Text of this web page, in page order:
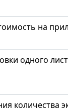
на
одного
количества